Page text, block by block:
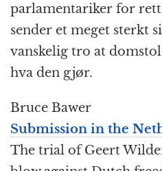
parlamentariker for
sender et meget sterkt
vanskelig tro at
hva den gjør.
Bruce Bawer
Submission in the
The trial of Geert